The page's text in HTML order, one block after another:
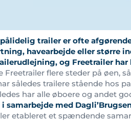
trailer er ofte
havearbejde eller større
og Freetrailer
Freetrailer flere steder på øen,
således trailere stående hos
har alle øboere og andet
samarbejde med
etableret et spændende